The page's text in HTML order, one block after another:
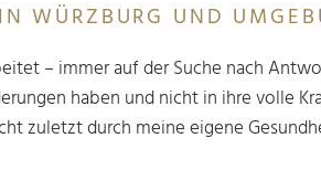
WÜRZBURG UND
– immer auf der Suche nach
haben und nicht in ihre volle
zuletzt durch meine eigene